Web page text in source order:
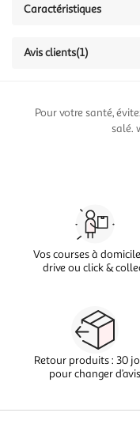
Caractéristiques
Avis clients(1)
Pour votre santé,
salé.
Vos courses à
drive ou click &
Retour produits : 30
pour changer d’avis